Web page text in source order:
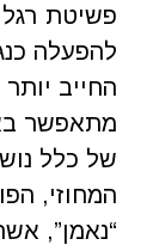
פשיטת רגל
להפעלה
החייב
מתאפשר
של כלל
המחוזי,
“נאמן”,